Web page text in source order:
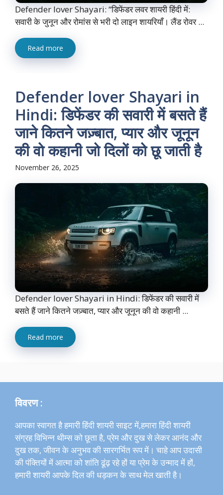
Defender lover Shayari: “डिफेंडर लवर शायरी हिंदी में:
सवारी के जुनून और रोमांस से भरी दो लाइन शायरियाँ। लैंड रोवर ...
Read more
Defender lover Shayari in
Hindi: डिफेंडर की सवारी में बसते हैं
जाने कितने जज़्बात, प्यार और जूनून
की वो कहानी जो दिलों को छू जाती है
November 26, 2025
Defender lover Shayari in Hindi: डिफेंडर की सवारी में
बसते हैं जाने कितने जज़्बात, प्यार और जूनून की वो कहानी ...
Read more
विवरण :
आपका स्वागत है हमारी हिंदी शायरी साइट में,हमारा हिंदी शायरी
संग्रह विभिन्न थीम्स को छूता है, प्रेम और दुख से लेकर आनंद और
दुख तक, जीवन के अनुभव की सारगर्भित रूप में। चाहे आप उदासी
की पंक्तियों में आत्मा को शांति ढूंढ़ रहे हों या प्रेम के उन्माद में हों,
हमारी शायरी आपके दिल की धड़कन के साथ मेल खाती है।